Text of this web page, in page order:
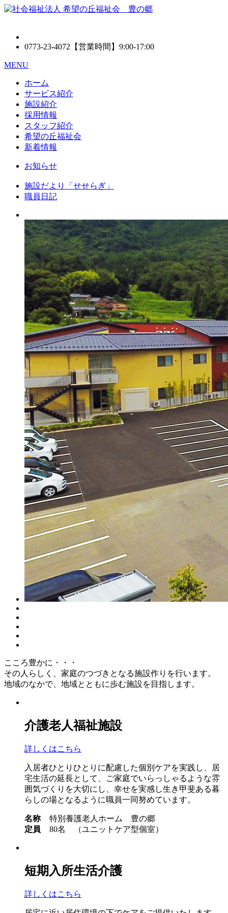
0773-23-4072 【営業時間】9:00-17:00
MENU
ホーム
サービス紹介
施設紹介
採用情報
スタッフ紹介
希望の丘福祉会
新着情報
お知らせ
施設だより「せせらぎ」
職員日記
こころ豊かに・・・
その人らしく、家庭のつづきとなる施設作りを行います。
地域のなかで、地域とともに歩む施設を目指します。
介護老人福祉施設
詳しくはこちら
入居者ひとりひとりに配慮した個別ケアを実践し、居
宅生活の延長として、ご家庭でいらっしゃるような雰
囲気づくりを大切にし、幸せを実感し生き甲斐ある暮
らしの場となるように職員一同努めています。
名称
特別養護老人ホーム 豊の郷
定員
80名 （ユニットケア型個室）
短期入所生活介護
詳しくはこちら